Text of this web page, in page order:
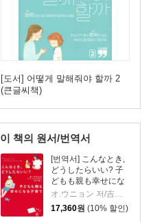
[도서] 어떻게 말해줘야 할까 2
(큰글씨책)
이 책의 원서/번역서
[번역서] こんなとき,
どうしたらいい? 子
どもも親も幸せにな
る子育て
オ.ウニョン 저/吉川南 역
17,360원 (10% 할인)